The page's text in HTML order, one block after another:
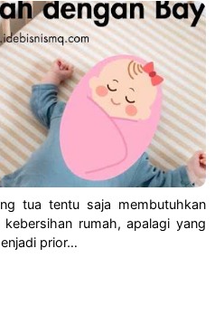
tua tentu saja membutuhkan
rumah, apalagi yang
prior…